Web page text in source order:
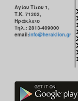
Αγίου Τίτου 1,
Τ.Κ. 71202,
Ηράκλειο
Τηλ.: 2813-409000
email:info@heraklion.gr